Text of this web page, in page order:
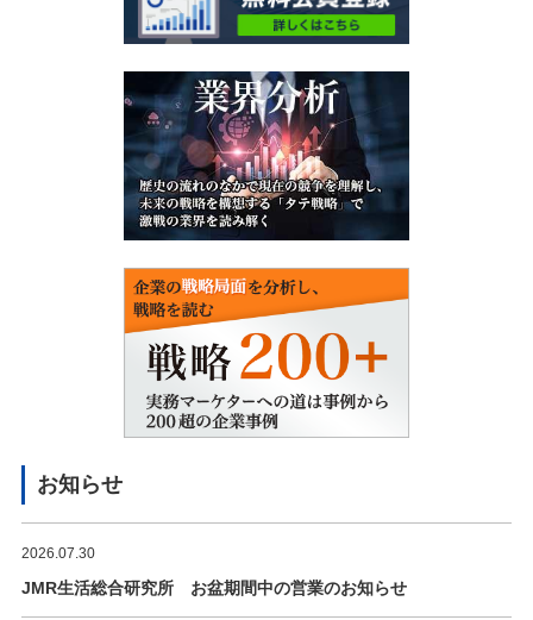
お知らせ
2026.07.30
JMR生活総合研究所 お盆期間中の営業のお知らせ